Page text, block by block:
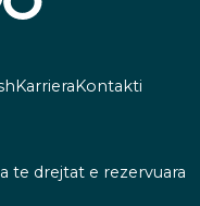
KarrieraKontakti
te drejtat e rezervuara